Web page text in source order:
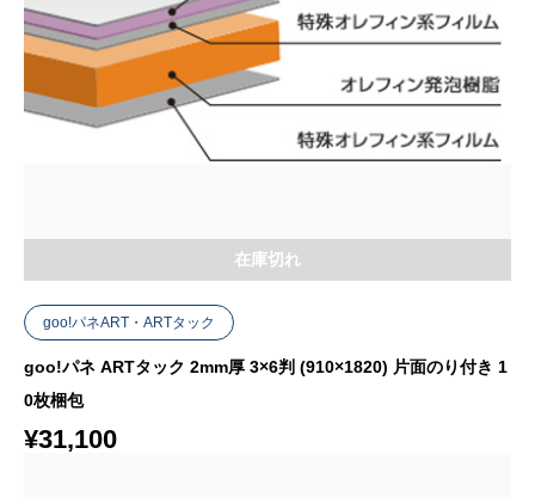
goo!パネART・ARTタック
goo!パネ ARTタック 2mm厚 3×6判 (910×1820) 片面のり付き 1
0枚梱包
¥31,100
在庫切れ